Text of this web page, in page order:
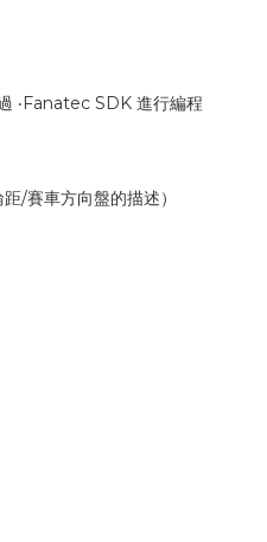
‧Fanatec SDK 進行編程
/賽車方向盤的描述）